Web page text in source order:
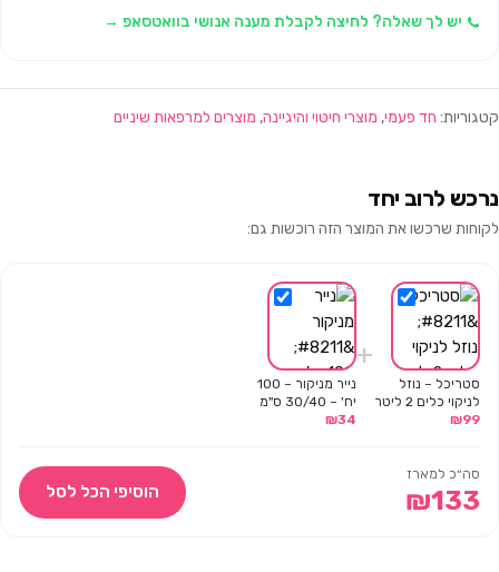
יש לך שאלה? לחיצה לקבלת מענה אנושי בוואטסאפ →
קטגוריות: חד פעמי, מוצרי חיטוי והיגיינה, מוצרים למרפאות שיניים
נרכש לרוב יחד
לקוחות שרכשו את המוצר הזה רוכשות גם:
סטריכל – נוזל
לניקוי כלים 2 ליטר
₪99
+
נייר מניקור – 100
יח' – 30/40 ס"מ
₪34
סה״כ למארז
₪133 הוסיפי הכל לסל